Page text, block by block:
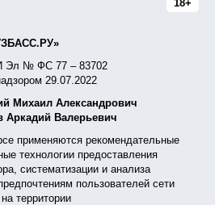
18+
Эл № ФС 77 – 83702
29.07.2022
Михаил Александрович
Аркадий Валерьевич
применяются рекомендательные
технологии предоставления
систематизации и анализа
пользователей сети
территории